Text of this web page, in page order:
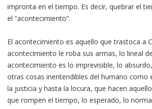
impronta en el tiempo. Es decir, quebrar el
el “acontecimiento”.
El acontecimiento es aquello que trastoca a
acontecimiento le roba sus armas, lo lineal
acontecimiento es lo imprevisible, lo
otras cosas inentendibles del humano como
la justicia y hasta la locura, que hacen
que rompen el tiempo, lo esperado, lo